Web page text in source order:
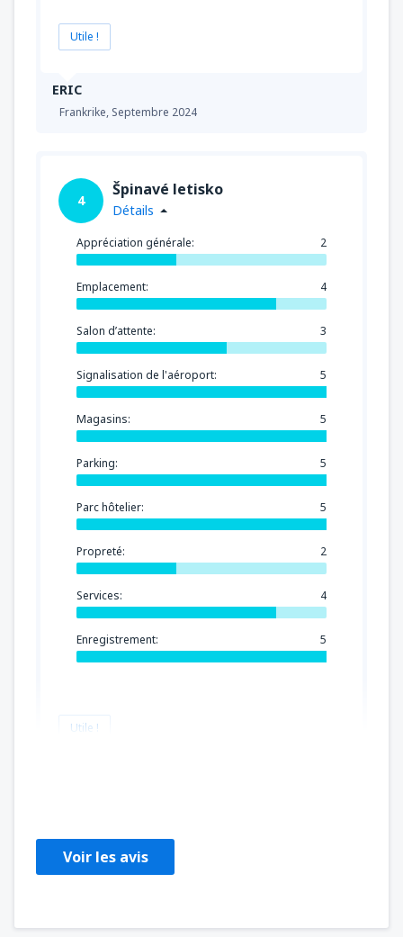
ERIC
Frankrike, Septembre 2024
Utile !
4
Špinavé letisko
Détails
Appréciation générale: 2
Emplacement: 4
Salon d’attente: 3
Signalisation de l'aéroport: 5
Magasins: 5
Parking: 5
Parc hôtelier: 5
Propreté: 2
Services: 4
Enregistrement: 5
Utile !
Voir les avis